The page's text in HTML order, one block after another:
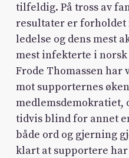
tilfeldig. På tross av
resultater er
ledelse og dens mest
mest infekterte i
Frode Thomassen
mot supporternes
medlemsdemokratiet,
tidvis blind for annet
både ord og gjerning
klart at supportere